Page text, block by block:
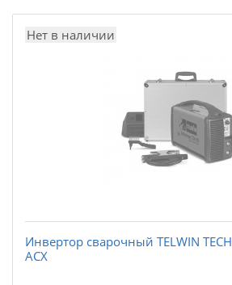
Нет в наличии
Инвертор сварочный TELWIN
ACX